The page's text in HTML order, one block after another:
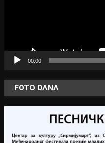
00:00
FOTO DANA